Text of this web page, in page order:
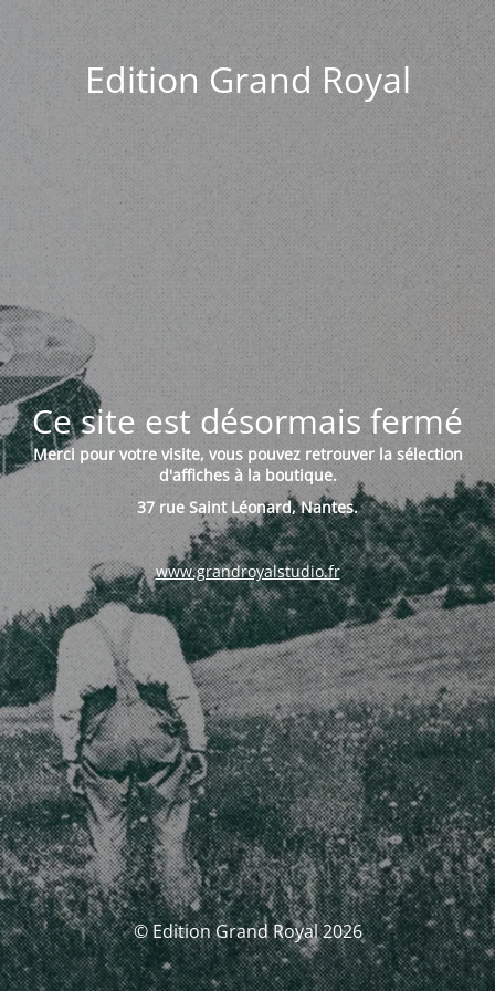
Edition Grand Royal
Ce site est désormais fermé
Merci pour votre visite, vous pouvez retrouver la sélection
d'affiches à la boutique.
37 rue Saint Léonard, Nantes.
www.grandroyalstudio.fr
© Edition Grand Royal 2026